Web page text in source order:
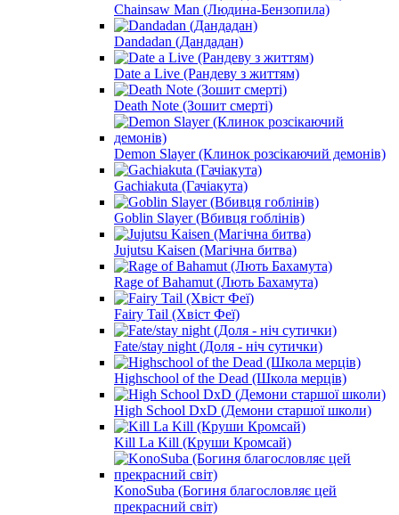
Chainsaw Man (Людина-Бензопила)
Dandadan (Дандадан)
Date a Live (Рандеву з життям)
Death Note (Зошит смерті)
Demon Slayer (Клинок розсікаючий демонів)
Gachiakuta (Гачіакута)
Goblin Slayer (Вбивця гоблінів)
Jujutsu Kaisen (Магічна битва)
Rage of Bahamut (Лють Бахамута)
Fairy Tail (Хвіст Феї)
Fate/stay night (Доля - ніч сутички)
Highschool of the Dead (Школа мерців)
High School DxD (Демони старшої школи)
Kill La Kill (Круши Кромсай)
KonoSuba (Богиня благословляє цей
прекрасний світ)